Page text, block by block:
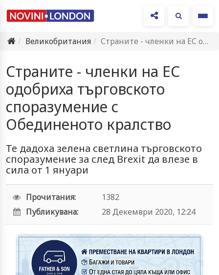
Великобритания
Страните - членки на ЕС одобриха търговското споразумение с Обединеното…
Страните - членки на ЕС
одобриха търговското
споразумение с
Обединеното кралство
Те дадоха зелена светлина търговското
споразумение за след Brexit да влезе в
сила от 1 януари
Прочитания:
1382
Публикувана:
28 Декември 2020, 12:24